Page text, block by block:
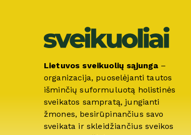
Lietuvos sveikuolių sąjunga –
organizacija, puoselėjanti tautos
išminčių suformuluotą holistinės
sveikatos sampratą, jungianti
žmones, besirūpinančius savo
sveikata ir skleidžiančius sveikos